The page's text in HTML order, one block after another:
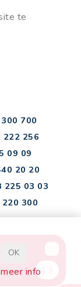
te
700
222 256
09 09
20 20
225 03 03
220 300
OK
meer info